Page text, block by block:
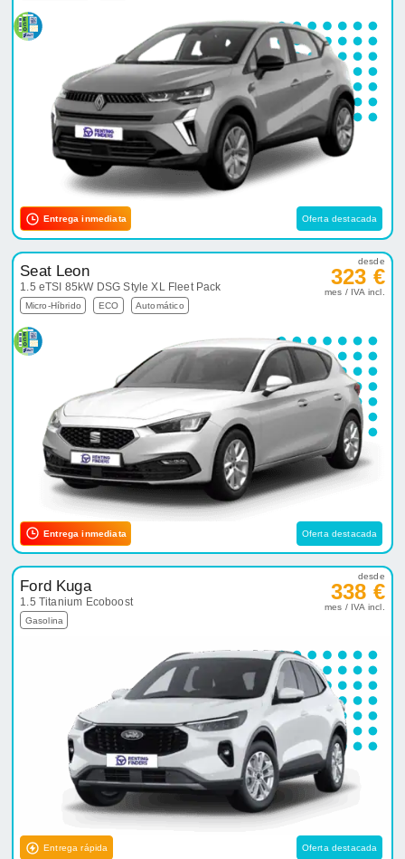
Entrega inmediata Oferta destacada
Seat Leon
1.5 eTSI 85kW DSG Style XL Fleet Pack
Micro-Híbrido ECO Automático
desde
323 €
mes / IVA incl.
Entrega inmediata Oferta destacada
Ford Kuga
1.5 Titanium Ecoboost
Gasolina
desde
338 €
mes / IVA incl.
Entrega rápida Oferta destacada